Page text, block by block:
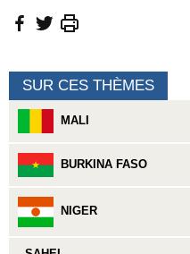
SUR CES THÈMES
MALI
BURKINA FASO
NIGER